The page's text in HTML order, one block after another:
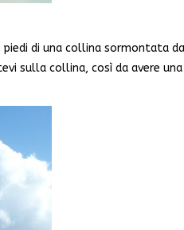
piedi di una collina sormontata
sulla collina, così da avere una